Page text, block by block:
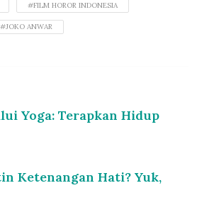
#FILM HOROR INDONESIA
#JOKO ANWAR
Yoga: Terapkan Hidup
Ketenangan Hati? Yuk,